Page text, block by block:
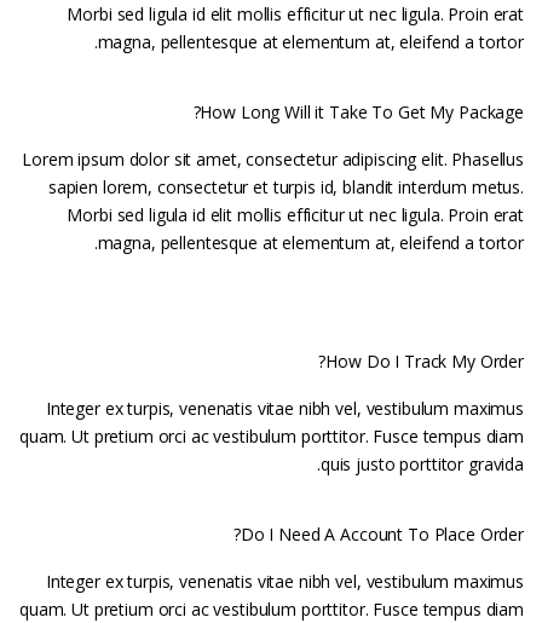
Morbi sed ligula id elit mollis efficitur ut nec ligula. Proin erat
magna, pellentesque at elementum at, eleifend a tortor.
How Long Will it Take To Get My Package?
Lorem ipsum dolor sit amet, consectetur adipiscing elit. Phasellus
sapien lorem, consectetur et turpis id, blandit interdum metus.
Morbi sed ligula id elit mollis efficitur ut nec ligula. Proin erat
magna, pellentesque at elementum at, eleifend a tortor.
How Do I Track My Order?
Integer ex turpis, venenatis vitae nibh vel, vestibulum maximus
quam. Ut pretium orci ac vestibulum porttitor. Fusce tempus diam
quis justo porttitor gravida.
Do I Need A Account To Place Order?
Integer ex turpis, venenatis vitae nibh vel, vestibulum maximus
quam. Ut pretium orci ac vestibulum porttitor. Fusce tempus diam